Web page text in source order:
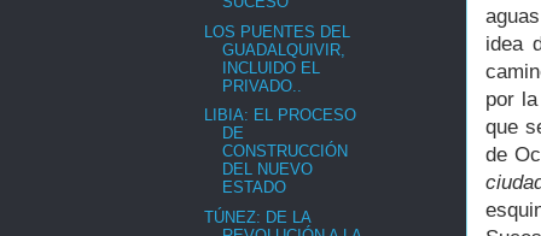
idea
por
que
de
LOS PUENTES DEL
GUADALQUIVIR,
INCLUIDO EL
PRIVADO..
LIBIA: EL PROCESO
DE
CONSTRUCCIÓN
DEL NUEVO
ESTADO
TÚNEZ: DE LA